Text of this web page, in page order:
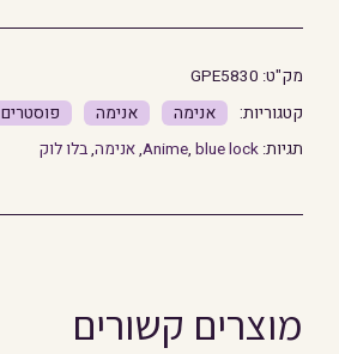
מק"ט: GPE5830
אנימה אנימה פוסטרים
תגיות: Anime, blue lock
,אנימה,בלו לוק
מוצרים קשורים